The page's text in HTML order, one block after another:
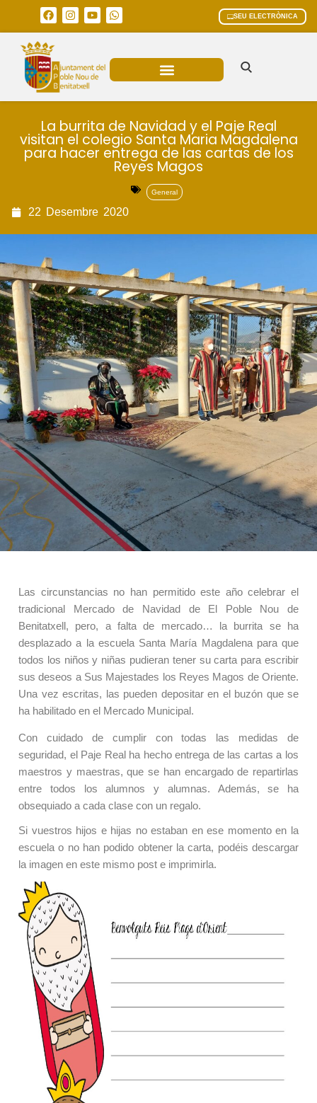
SEU ELECTRÒNICA
La burrita de Navidad y el Paje Real
visitan el colegio Santa Maria Magdalena
para hacer entrega de las cartas de los
Reyes Magos
General
22 Desembre 2020
Las circunstancias no han permitido este año celebrar el
tradicional Mercado de Navidad de El Poble Nou de
Benitatxell, pero, a falta de mercado… la burrita se ha
desplazado a la escuela Santa María Magdalena para que
todos los niños y niñas pudieran tener su carta para escribir
sus deseos a Sus Majestades los Reyes Magos de Oriente.
Una vez escritas, las pueden depositar en el buzón que se
ha habilitado en el Mercado Municipal.
Con cuidado de cumplir con todas las medidas de
seguridad, el Paje Real ha hecho entrega de las cartas a los
maestros y maestras, que se han encargado de repartirlas
entre todos los alumnos y alumnas. Además, se ha
obsequiado a cada clase con un regalo.
Si vuestros hijos e hijas no estaban en ese momento en la
escuela o no han podido obtener la carta, podéis descargar
la imagen en este mismo post e imprimirla.